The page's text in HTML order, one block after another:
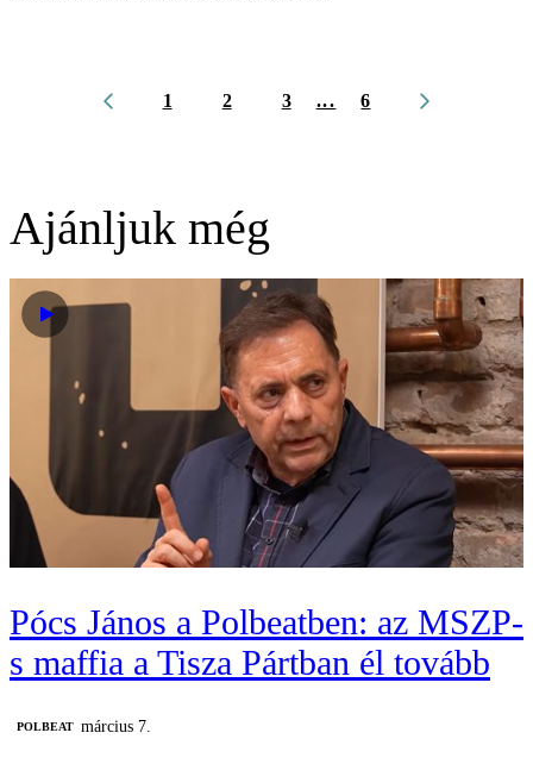
1 2 3 ... 6
Ajánljuk még
Pócs János a Polbeatben: az MSZP-
s maffia a Tisza Pártban él tovább
‎POLBEAT március 7.